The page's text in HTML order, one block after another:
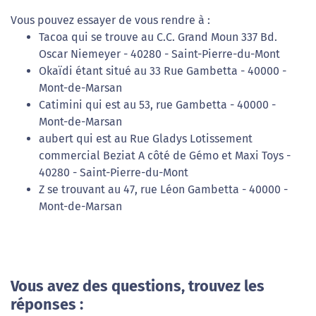
Vous pouvez essayer de vous rendre à :
Tacoa qui se trouve au C.C. Grand Moun 337 Bd.
Oscar Niemeyer - 40280 - Saint-Pierre-du-Mont
Okaïdi étant situé au 33 Rue Gambetta - 40000 -
Mont-de-Marsan
Catimini qui est au 53, rue Gambetta - 40000 -
Mont-de-Marsan
aubert qui est au Rue Gladys Lotissement
commercial Beziat A côté de Gémo et Maxi Toys -
40280 - Saint-Pierre-du-Mont
Z se trouvant au 47, rue Léon Gambetta - 40000 -
Mont-de-Marsan
Vous avez des questions, trouvez les
réponses :